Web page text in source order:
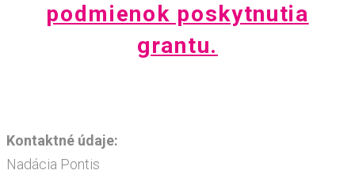
podmienok poskytnutia
grantu.
Kontaktné údaje:
Nadácia Pontis